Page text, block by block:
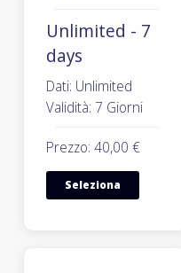
Unlimited - 7
days
Dati: Unlimited
Validità: 7 Giorni
Prezzo: 40,00 €
Seleziona